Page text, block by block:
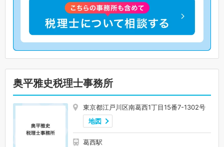
奥平雅史税理士事務所
東京都江戸川区南葛西1丁目15番7-1302号
地図
葛西駅